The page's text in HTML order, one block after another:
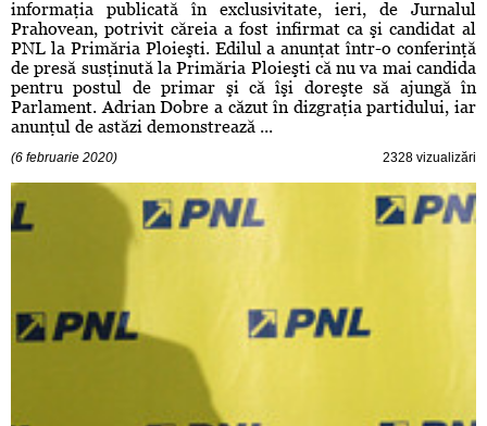
informaţia publicată în exclusivitate, ieri, de Jurnalul
Prahovean, potrivit căreia a fost infirmat ca şi candidat al
PNL la Primăria Ploieşti. Edilul a anunţat într-o conferinţă
de presă susţinută la Primăria Ploieşti că nu va mai candida
pentru postul de primar şi că îşi doreşte să ajungă în
Parlament. Adrian Dobre a căzut în dizgraţia partidului, iar
anunţul de astăzi demonstrează ...
(6 februarie 2020) 2328 vizualizări